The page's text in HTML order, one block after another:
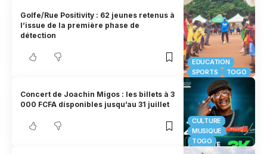
EDUCATION
SPORTS
TOGO
Golfe/Rue Positivity : 62 jeunes retenus à
l’issue de la première phase de
détection
CULTURE
MUSIQUE
TOGO
Concert de Joachin Migos : les billets à 3
000 FCFA disponibles jusqu’au 31 juillet